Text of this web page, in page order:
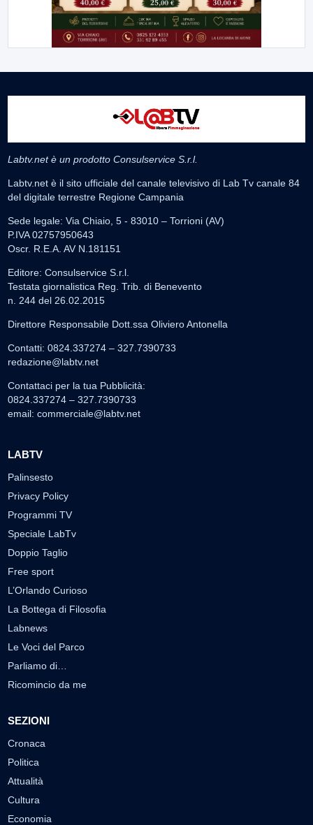
Labtv.net è un prodotto Consulservice S.r.l.
Labtv.net è il sito ufficiale del canale televisivo di Lab Tv canale 84
del digitale terrestre Regione Campania
Sede legale: Via Chiaio, 5 - 83010 – Torrioni (AV)
P.IVA 02757950643
Oscr. R.E.A. AV N.181151
Editore: Consulservice S.r.l.
Testata giornalistica Reg. Trib. di Benevento
n. 244 del 26.02.2015
Direttore Responsabile Dott.ssa Oliviero Antonella
Contatti: 0824.337274 – 327.7390733
redazione@labtv.net
Contattaci per la tua Pubblicità:
0824.337274 – 327.7390733
email: commerciale@labtv.net
LABTV
Palinsesto
Privacy Policy
Programmi TV
Speciale LabTv
Doppio Taglio
Free sport
L’Orlando Curioso
La Bottega di Filosofia
Labnews
Le Voci del Parco
Parliamo di…
Ricomincio da me
SEZIONI
Cronaca
Politica
Attualità
Cultura
Economia